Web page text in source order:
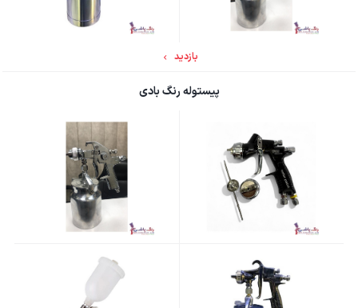
بازدید
پیستوله رنگ بادی